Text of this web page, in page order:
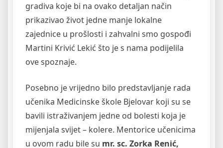
gradiva koje bi na ovako detaljan način
prikazivao život jedne manje lokalne
zajednice u prošlosti i zahvalni smo gospođi
Martini Krivić Lekić što je s nama podijelila
ove spoznaje.
Posebno je vrijedno bilo predstavljanje rada
učenika Medicinske škole Bjelovar koji su se
bavili istraživanjem jedne od bolesti koja je
mijenjala svijet – kolere. Mentorice učenicima
u ovom radu bile su mr. sc. Zorka Renić,